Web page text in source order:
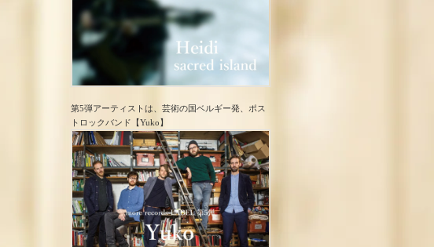
第5弾アーティストは、芸術の国ベルギー発、ポス
トロック​バンド【Yuko】